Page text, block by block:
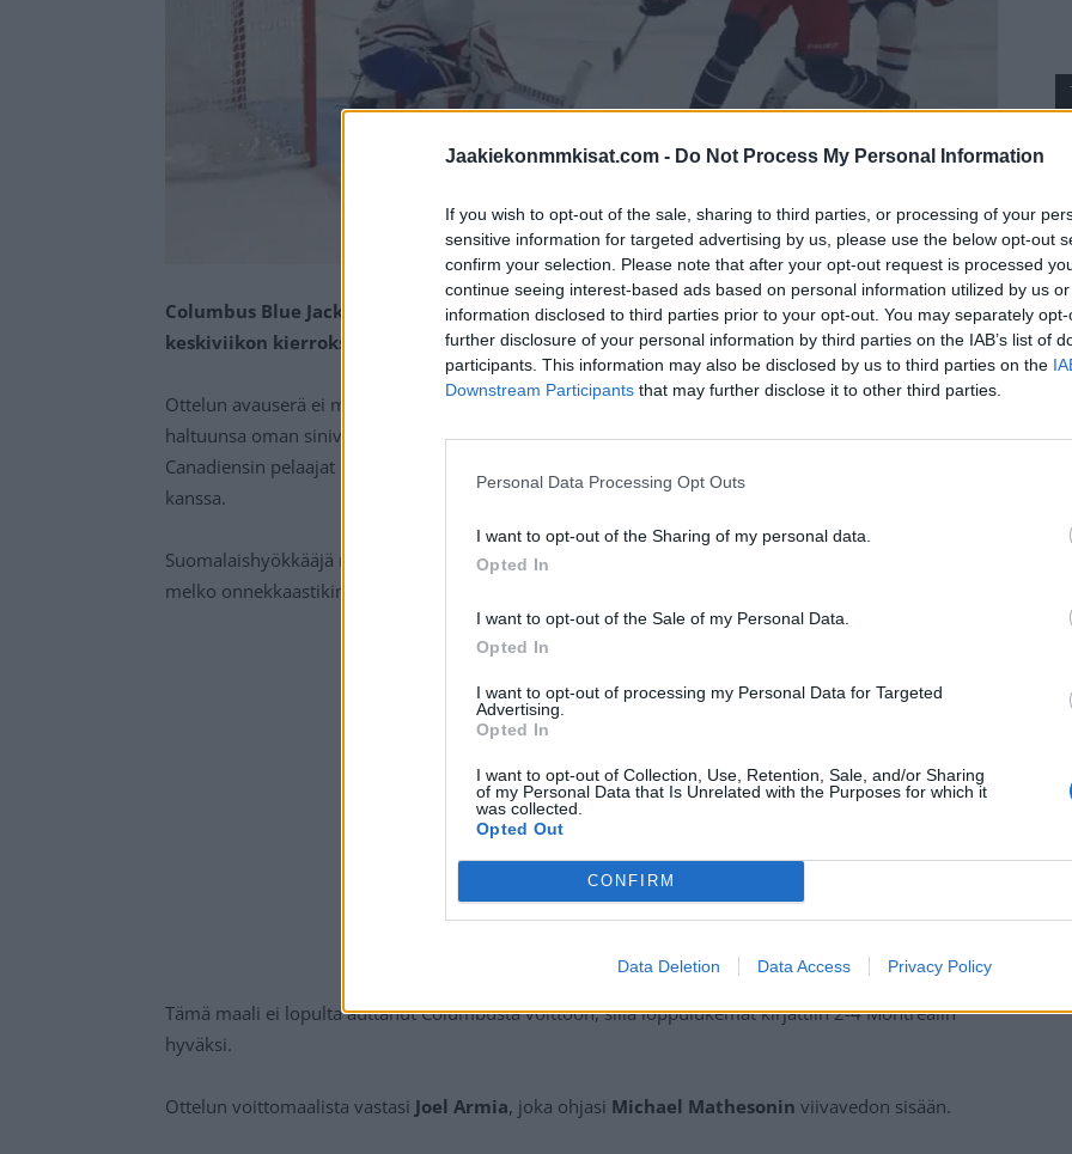
Jaakiekonmmkisat.com - Do Not Process My Personal Information
If you wish to opt-out of the sale, sharing to third parties, or processing of your
sensitive information for targeted advertising by us, please use the below opt-out
confirm your selection. Please note that after your opt-out request is processed
continue seeing interest-based ads based on personal information utilized by us
information disclosed to third parties prior to your opt-out. You may separately
further disclosure of your personal information by third parties on the IAB’s list of
participants. This information may also be disclosed by us to third parties on the
Downstream Participants that may further disclose it to other third parties.
Personal Data Processing Opt Outs
I want to opt-out of the Sharing of my personal data.
Opted In
I want to opt-out of the Sale of my Personal Data.
Opted In
I want to opt-out of processing my Personal Data for Targeted
Advertising.
Opted In
I want to opt-out of Collection, Use, Retention, Sale, and/or Sharing
of my Personal Data that Is Unrelated with the Purposes for which it
was collected.
Opted Out
CONFIRM
Data Deletion Data Access Privacy Policy
Columbus Blue Jacketsin Patrik Laine merkkautti nimensä maalintekijätilastoihin
keskiviikon kierroksen ottelussa Montreal Canadiensia vastaan.
Ottelun avauserä ei maaleja tarjoillut, mutta toisen erän alkuminuuteilla Laine kaappasi kiekon
haltuunsa oman siniviivan tuntumassa ja laittoi jalat liikkeelle. Hän ohitti kovalla vauhdilla
Canadiensin pelaajat löytäen itsensä hyvin nopeasti nokikkain maalivahti
kanssa.
Suomalaishyökkääjä nosti kiekon kämmenpuolelta, mutta tämä veto epäonnistui ja pikkumusta valui
melko onnekkaastikin verkon perukoille. Osuma oli Laineen kauden neljäs.
Tämä maali ei lopulta auttanut Columbusta voittoon, sillä loppulukemat kirjattiin 2-4 Montrealin
hyväksi.
Ottelun voittomaalista vastasi Joel Armia, joka ohjasi Michael Mathesonin viivavedon sisään.